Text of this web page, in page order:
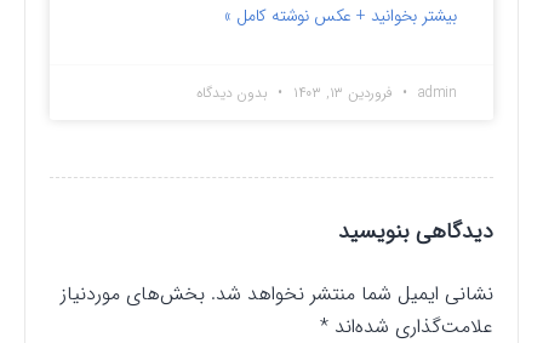
بیشتر بخوانید + عکس نوشته کامل »
admin فروردین ۱۳, ۱۴۰۳ بدون دیدگاه
دیدگاهی بنویسید
نشانی ایمیل شما منتشر نخواهد شد. بخش‌های موردنیاز
علامت‌گذاری شده‌اند*